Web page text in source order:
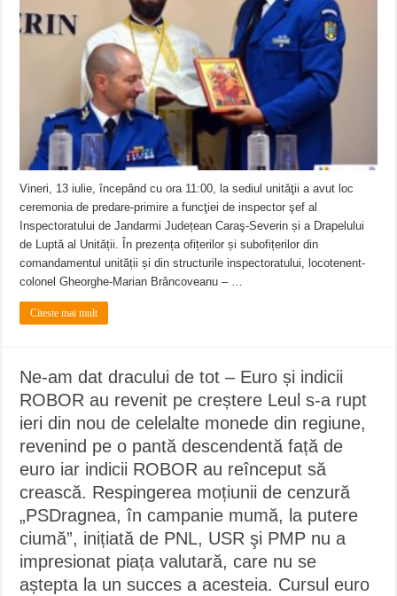
Vineri, 13 iulie, începând cu ora 11:00, la sediul unităţii a avut loc
ceremonia de predare-primire a funcţiei de inspector şef al
Inspectoratului de Jandarmi Județean Caraş-Severin și a Drapelului
de Luptă al Unității. În prezența ofițerilor și subofițerilor din
comandamentul unității și din structurile inspectoratului, locotenent-
colonel Gheorghe-Marian Brâncoveanu – …
Citeste mai mult
Ne-am dat dracului de tot – ​Euro și indicii
ROBOR au revenit pe creștere Leul s-a rupt
ieri din nou de celelalte monede din regiune,
revenind pe o pantă descendentă față de
euro iar indicii ROBOR au reînceput să
crească. Respingerea moțiunii de cenzură
„PSDragnea, în campanie mumă, la putere
ciumă”, inițiată de PNL, USR şi PMP nu a
impresionat piața valutară, care nu se
aștepta la un succes a acesteia. Cursul euro